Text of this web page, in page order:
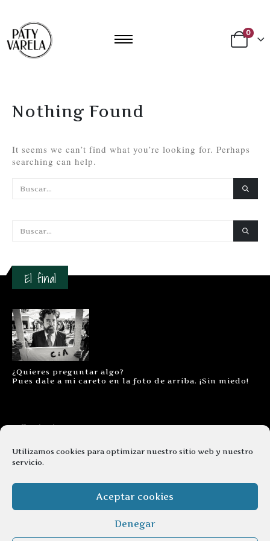
Utilizamos cookies para optimizar nuestro sitio web y nuestro
servicio.
Aceptar cookies
Denegar
0
Nothing Found
It seems we can’t find what you’re looking for. Perhaps
searching can help.
El final
¿Quieres preguntar algo?
Pues dale a mi careto en la foto de arriba. ¡Sin miedo!
Contacto
Aviso legal